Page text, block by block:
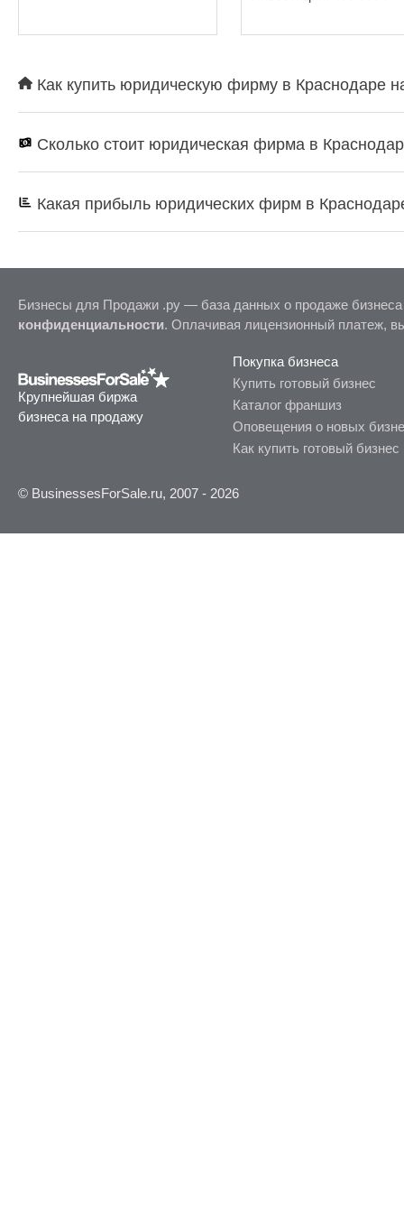
Как купить юридическую фирму в Краснодаре
Сколько стоит юридическая фирма в
Какая прибыль юридических фирм в
Бизнесы для Продажи .ру — база данных о продаже
конфиденциальности. Оплачивая лицензионный платеж,
Крупнейшая биржа
бизнеса на продажу
Покупка бизнеса
Купить готовый бизнес
Каталог франшиз
Оповещения о новых
Как купить готовый бизнес
© BusinessesForSale.ru, 2007 - 2026